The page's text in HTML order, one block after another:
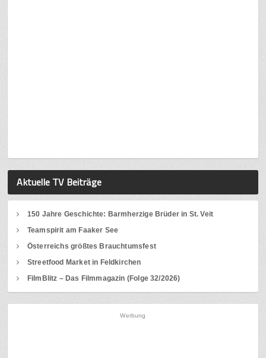
Aktuelle TV Beiträge
150 Jahre Geschichte: Barmherzige Brüder in St. Veit
Teamspirit am Faaker See
Österreichs größtes Brauchtumsfest
Streetfood Market in Feldkirchen
FilmBlitz – Das Filmmagazin (Folge 32/2026)
Werbung